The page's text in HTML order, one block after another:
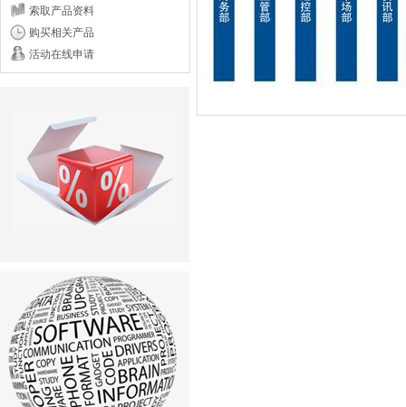
索取产品资料
购买相关产品
活动在线申请